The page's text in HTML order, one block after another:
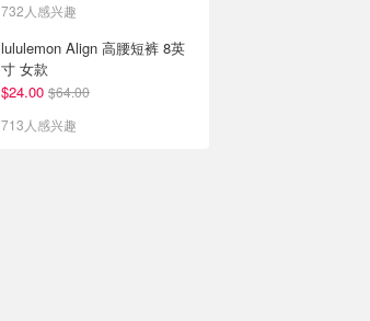
732人感兴趣
lululemon Align 高腰短裤 8英
寸 女款
$24.00 $64.00
713人感兴趣